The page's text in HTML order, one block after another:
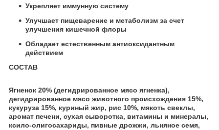
Укрепляет иммунную систему
Улучшает пищеварение и метаболизм за счет
улучшения кишечной флоры
Обладает естественным антиоксидантным
действием
СОСТАВ
Ягненок 20% (дегидрированное мясо ягненка),
дегидрированное мясо животного происхождения 15%,
кукуруза 15%, куриный жир, рис 10%, мякоть свеклы,
аромат печени, сухая сыворотка, витамины и минералы,
ксило-олигосахариды, пивные дрожжи, льняное семя,